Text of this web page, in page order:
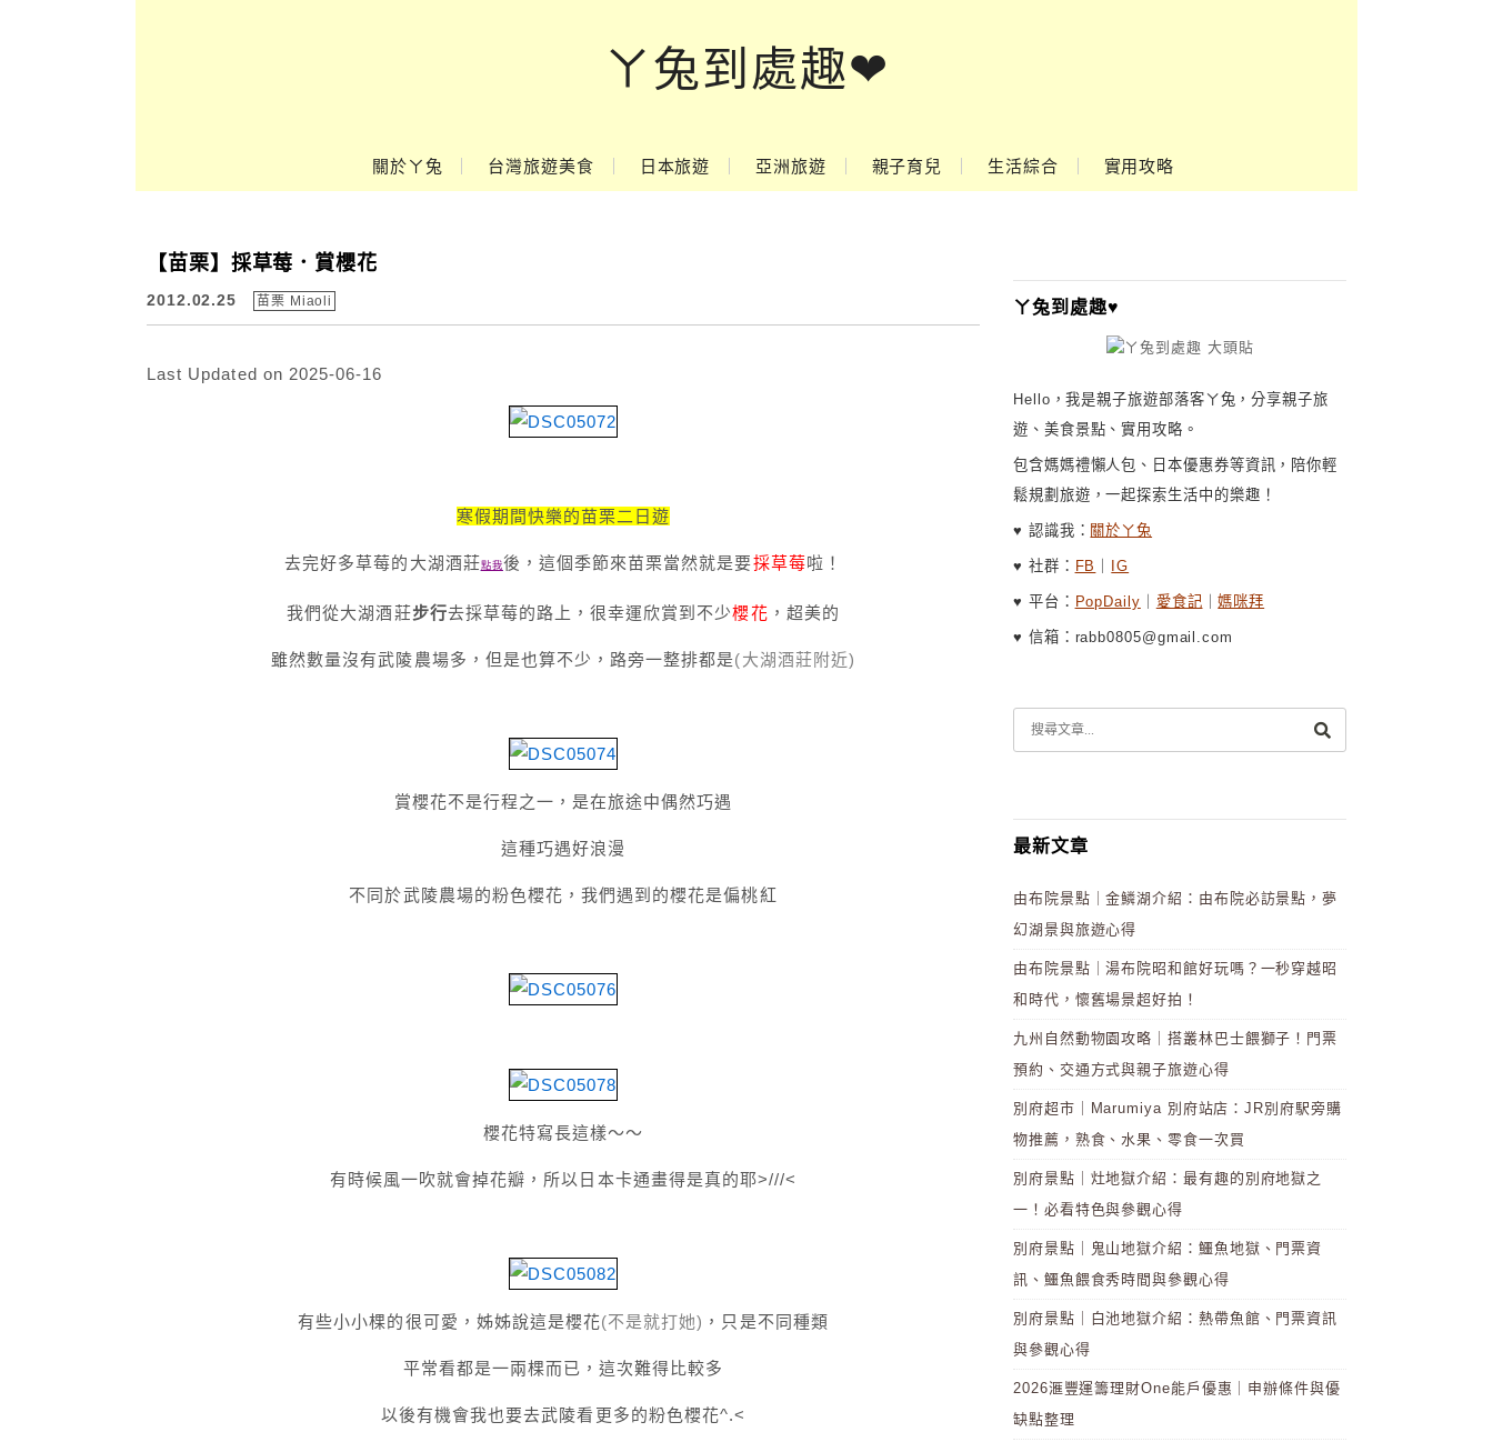
ㄚ兔到處趣❤
關於ㄚ兔 台灣旅遊美食 日本旅遊 亞洲旅遊 親子育兒 生活綜合 實用攻略
【苗栗】採草莓．賞櫻花
2012.02.25 苗栗 Miaoli
Last Updated on 2025-06-16
寒假期間快樂的苗栗二日遊
去完好多草莓的大湖酒莊點我後，這個季節來苗栗當然就是要採草莓啦！
我們從大湖酒莊步行去採草莓的路上，很幸運欣賞到不少櫻花 ，超美的
雖然數量沒有武陵農場多，但是也算不少，路旁一整排都是(大湖酒莊附近)
賞櫻花不是行程之一，是在旅途中偶然巧遇
這種巧遇好浪漫
不同於武陵農場的粉色櫻花，我們遇到的櫻花是偏桃紅
櫻花特寫長這樣～～
有時候風一吹就會掉花瓣，所以日本卡通畫得是真的耶>///<
有些小小棵的很可愛，姊姊說這是櫻花(不是就打她) ，只是不同種類
平常看都是一兩棵而已，這次難得比較多
以後有機會我也要去武陵看更多的粉色櫻花^.<
ㄚ兔到處趣♥
Hello，我是親子旅遊部落客ㄚ兔，分享親子旅
遊、美食景點、實用攻略。
包含媽媽禮懶人包、日本優惠券等資訊，陪你輕
鬆規劃旅遊，一起探索生活中的樂趣！
♥ 認識我： 關於ㄚ兔
♥ 社群： FB IG
♥ 平台： PopDaily 愛食記 ｜媽咪拜
♥ 信箱：rabb0805@gmail.com
最新文章
由布院景點｜金鱗湖介紹：由布院必訪景點，夢
幻湖景與旅遊心得
由布院景點｜湯布院昭和館好玩嗎？一秒穿越昭
和時代，懷舊場景超好拍！
九州自然動物園攻略｜搭叢林巴士餵獅子！門票
預約、交通方式與親子旅遊心得
別府超市｜Marumiya 別府站店：JR別府駅旁購
物推薦，熟食、水果、零食一次買
別府景點｜灶地獄介紹：最有趣的別府地獄之
一！必看特色與參觀心得
別府景點｜鬼山地獄介紹：鱷魚地獄、門票資
訊、鱷魚餵食秀時間與參觀心得
別府景點｜白池地獄介紹：熱帶魚館、門票資訊
與參觀心得
2026滙豐運籌理財One能戶優惠｜申辦條件與優
缺點整理